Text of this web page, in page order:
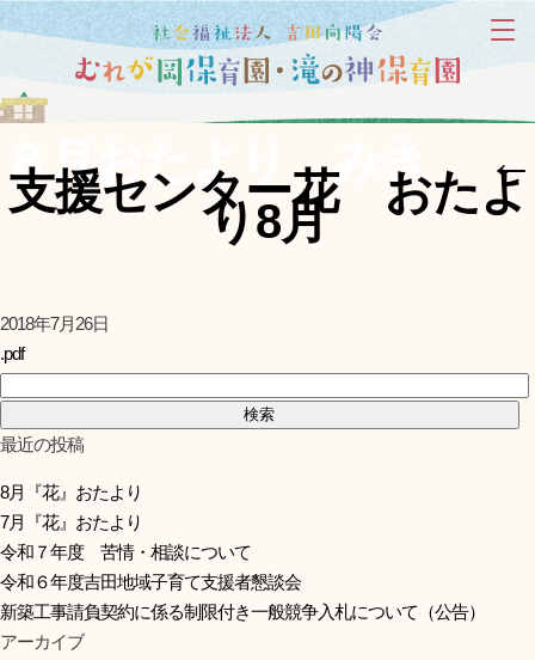
８月おたより みき ←
支援センター花 おたよ
り8月
2018年7月26日
.pdf
最近の投稿
8月『花』おたより
7月『花』おたより
令和７年度 苦情・相談について
令和６年度吉田地域子育て支援者懇談会
新築工事請負契約に係る制限付き一般競争入札について（公告）
アーカイブ